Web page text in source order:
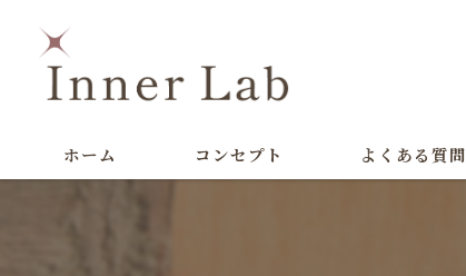
ホーム コンセプト よくある質問